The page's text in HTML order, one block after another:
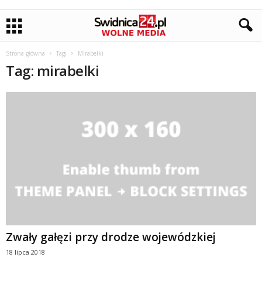
Strona główna Tagi Mirabelki
Tag: mirabelki
Zwały gałęzi przy drodze wojewódzkiej
18 lipca 2018